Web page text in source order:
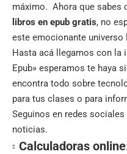
máximo. Ahora que sabes
libros en epub gratis, no
este emocionante universo
Hasta acá llegamos con la
Epub» esperamos te haya
encontra todo sobre
para tus clases o para
Seguinos en redes
noticias.
Calculadoras